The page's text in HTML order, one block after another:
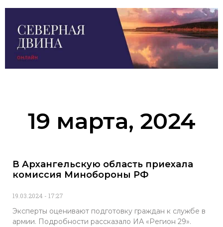
19 марта, 2024
В Архангельскую область приехала
комиссия Минобороны РФ
19.03.2024 17:27
Эксперты оценивают подготовку граждан к службе в
армии. Подробности рассказало ИА «Регион 29».